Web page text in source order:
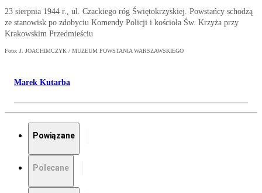
23 sierpnia 1944 r., ul. Czackiego róg Świętokrzyskiej. Powstańcy schodzą
ze stanowisk po zdobyciu Komendy Policji i kościoła Św. Krzyża przy
Krakowskim Przedmieściu
Foto: J. JOACHIMCZYK / MUZEUM POWSTANIA WARSZAWSKIEGO
Marek Kutarba
Powiązane
Polecane